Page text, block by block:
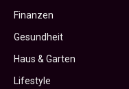
Finanzen
Gesundheit
Haus & Garten
Lifestyle